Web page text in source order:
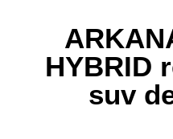
HYBRID
suv